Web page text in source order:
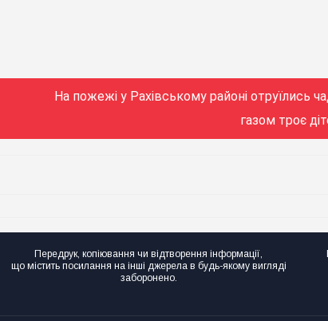
На пожежі у Рахівському районі отруїлись
газом троє
Передрук, копіювання чи відтворення інформації,
що містить посилання на інші джерела в будь-якому вигляді
заборонено.